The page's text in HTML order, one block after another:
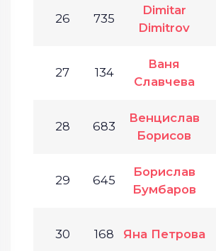
26 735
Dimitar
Dimitrov
27 134
Ваня
Славчева
28 683
Венцислав
Борисов
29 645
Борислав
Бумбаров
30 168 Яна Петрова